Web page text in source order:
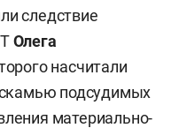
следствие
Олега
насчитали
подсудимых
материально-